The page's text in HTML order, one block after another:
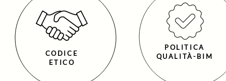
CODICE
ETICO
POLITICA
QUALITÀ-BIM